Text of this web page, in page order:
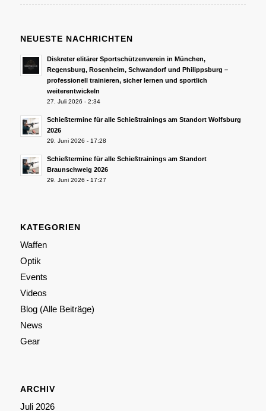
NEUESTE NACHRICHTEN
Diskreter elitärer Sportschützenverein in München,
Regensburg, Rosenheim, Schwandorf und Philippsburg –
professionell trainieren, sicher lernen und sportlich
weiterentwickeln
27. Juli 2026 - 2:34
Schießtermine für alle Schießtrainings am Standort Wolfsburg
2026
29. Juni 2026 - 17:28
Schießtermine für alle Schießtrainings am Standort
Braunschweig 2026
29. Juni 2026 - 17:27
KATEGORIEN
Waffen
Optik
Events
Videos
Blog (Alle Beiträge)
News
Gear
ARCHIV
Juli 2026